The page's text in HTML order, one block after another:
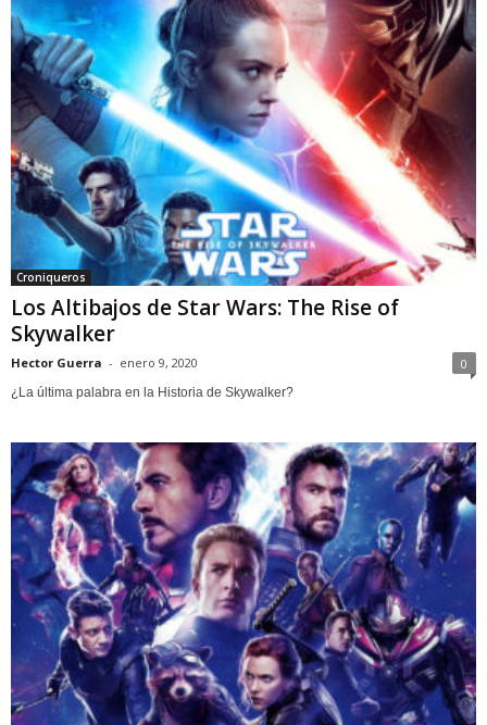
Croniqueros
Los Altibajos de Star Wars: The Rise of
Skywalker
Hector Guerra - enero 9, 2020 0
¿La última palabra en la Historia de Skywalker?